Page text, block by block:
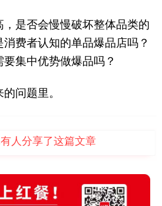
是否会慢慢破坏整体品类的
费者认知的单品爆品店吗？
集中优势做爆品吗？
问题里。
人分享了这篇文章